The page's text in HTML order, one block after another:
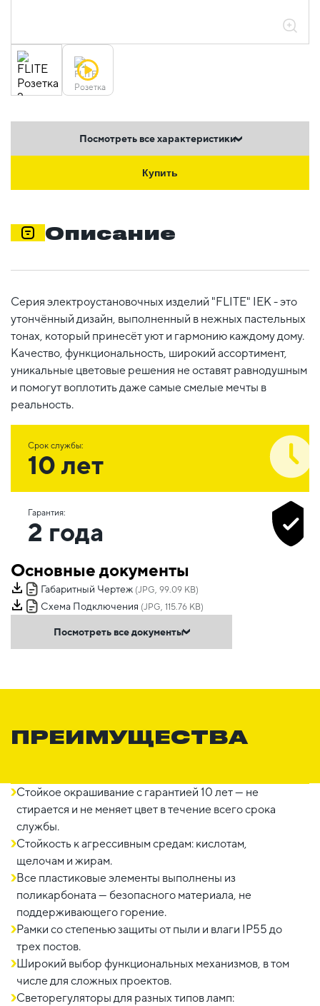
Посмотреть все характеристики
Купить
Описание
Серия электроустановочных изделий "FLITE" IEK - это
утончённый дизайн, выполненный в нежных пастельных
тонах, который принесёт уют и гармонию каждому дому.
Качество, функциональность, широкий ассортимент,
уникальные цветовые решения не оставят равнодушным
и помогут воплотить даже самые смелые мечты в
реальность.
Срок службы:
10 лет
Гарантия:
2 года
Основные документы
Габаритный Чертеж (JPG, 99.09 KB)
Схема Подключения (JPG, 115.76 KB)
Посмотреть все документы
ПРЕИМУЩЕСТВА
Стойкое окрашивание с гарантией 10 лет — не
стирается и не меняет цвет в течение всего срока
службы.
Стойкость к агрессивным средам: кислотам,
щелочам и жирам.
Все пластиковые элементы выполнены из
поликарбоната — безопасного материала, не
поддерживающего горение.
Рамки со степенью защиты от пыли и влаги IP55 до
трех постов.
Широкий выбор функциональных механизмов, в том
числе для сложных проектов.
Светорегуляторы для разных типов ламп: